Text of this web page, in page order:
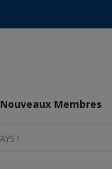
Nouveaux Membres
!